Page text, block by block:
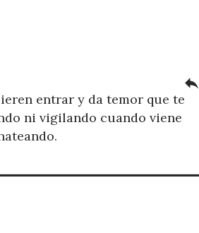
entrar y da temor que te
ni vigilando cuando viene
reply